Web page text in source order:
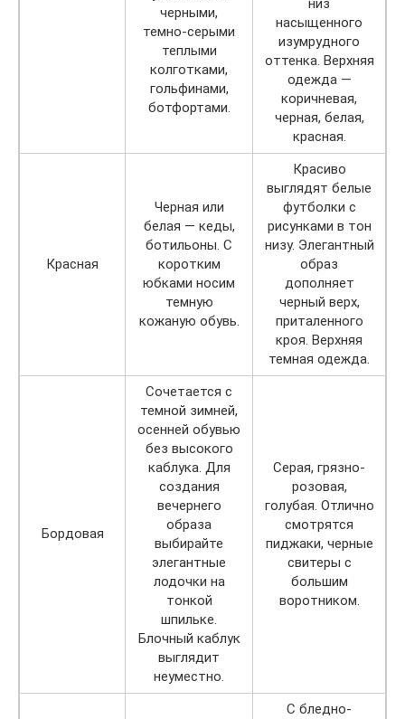
черными,
темно-серыми
теплыми
колготками,
гольфинами,
ботфортами.
насыщенного
изумрудного
оттенка. Верхняя
одежда —
коричневая,
черная, белая,
красная.
Красная
Черная или
белая — кеды,
ботильоны. С
коротким
юбками носим
темную
кожаную обувь.
Красиво
выглядят белые
футболки с
рисунками в тон
низу. Элегантный
образ
дополняет
черный верх,
приталенного
кроя. Верхняя
темная одежда.
Бордовая
Сочетается с
темной зимней,
осенней обувью
без высокого
каблука. Для
создания
вечернего
образа
выбирайте
элегантные
лодочки на
тонкой
шпильке.
Блочный каблук
выглядит
неуместно.
Серая, грязно-
розовая,
голубая. Отлично
смотрятся
пиджаки, черные
свитеры с
большим
воротником.
С бледно-